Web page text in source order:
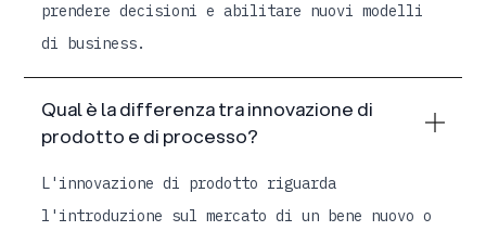
prendere decisioni e abilitare nuovi modelli
di business.
Qual è la differenza tra innovazione di
prodotto e di processo?
L'innovazione di prodotto riguarda
l'introduzione sul mercato di un bene nuovo o